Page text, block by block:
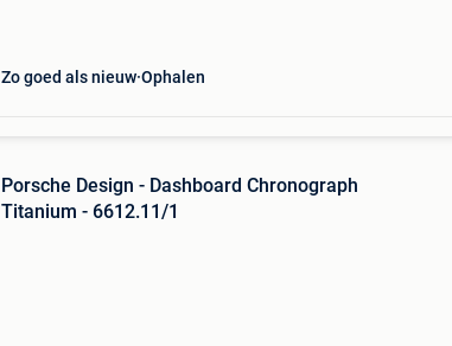
Zo goed als nieuw Ophalen
Porsche Design - Dashboard Chronograph
Titanium - 6612.11/1